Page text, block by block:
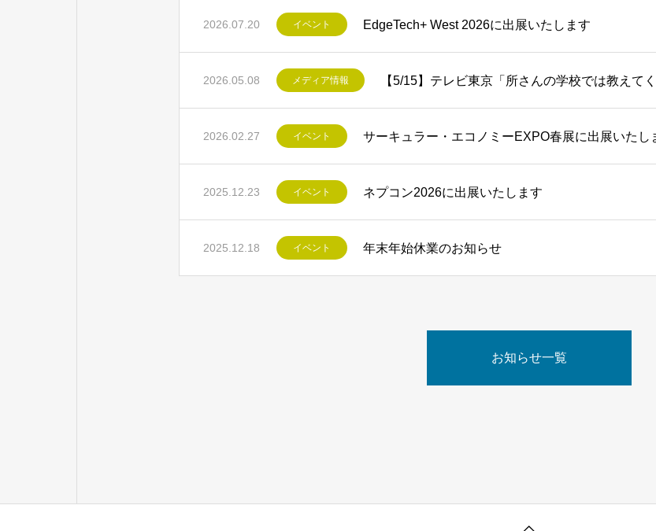
2026.07.20 イベント EdgeTech+ West 2026に出展いたします
2026.05.08 メディア情報
2026.02.27 イベント サーキュラー・エコノミーEXPO春展に出展いたし
2025.12.23 イベント ネプコン2026に出展いたします
2025.12.18 イベント 年末年始休業のお知らせ
お知らせ一覧